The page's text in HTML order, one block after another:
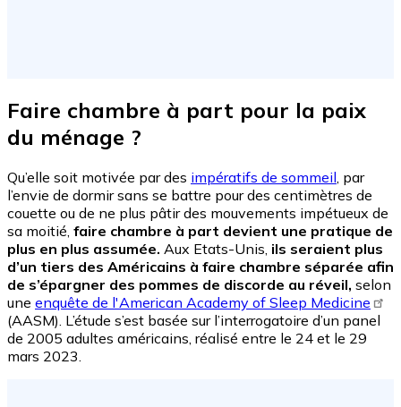
Faire chambre à part pour la paix
du ménage ?
Qu’elle soit motivée par des impératifs de sommeil, par
l’envie de dormir sans se battre pour des centimètres de
couette ou de ne plus pâtir des mouvements impétueux de
sa moitié, faire chambre à part devient une pratique de
plus en plus assumée. Aux Etats-Unis, ils seraient plus
d’un tiers des Américains à faire chambre séparée afin
de s’épargner des pommes de discorde au réveil, selon
une enquête de l'American Academy of Sleep Medicine
(AASM). L’étude s’est basée sur l’interrogatoire d’un panel
de 2005 adultes américains, réalisé entre le 24 et le 29
mars 2023.